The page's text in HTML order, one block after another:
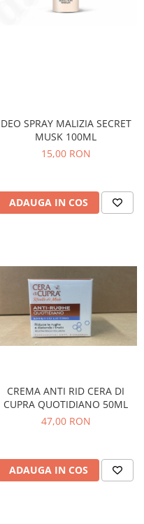
DEO SPRAY MALIZIA SECRET
MUSK 100ML
15,00 RON
ADAUGA IN COS
CREMA ANTI RID CERA DI
CUPRA QUOTIDIANO 50ML
47,00 RON
ADAUGA IN COS